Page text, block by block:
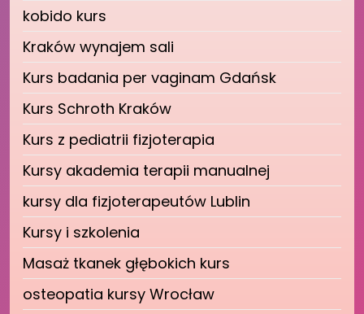
kobido kurs
Kraków wynajem sali
Kurs badania per vaginam Gdańsk
Kurs Schroth Kraków
Kurs z pediatrii fizjoterapia
Kursy akademia terapii manualnej
kursy dla fizjoterapeutów Lublin
Kursy i szkolenia
Masaż tkanek głębokich kurs
osteopatia kursy Wrocław